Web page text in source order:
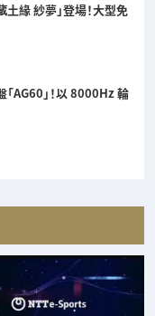
土緣 紗夢」登場！大型免
AG60」！以 8000Hz 輪